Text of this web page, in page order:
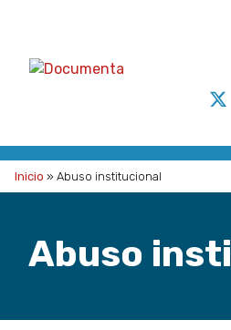
acción
para
la
social
A.C.
Inicio » Abuso institucional
Abuso